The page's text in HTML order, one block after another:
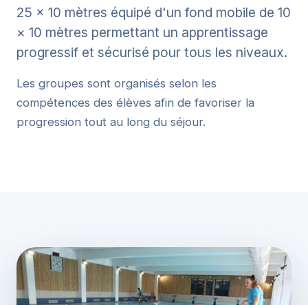
25 × 10 mètres équipé d'un fond mobile de 10
× 10 mètres permettant un apprentissage
progressif et sécurisé pour tous les niveaux.
Les groupes sont organisés selon les
compétences des élèves afin de favoriser la
progression tout au long du séjour.